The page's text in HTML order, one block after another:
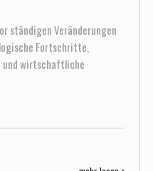
ständigen Veränderungen
Fortschritte,
und wirtschaftliche